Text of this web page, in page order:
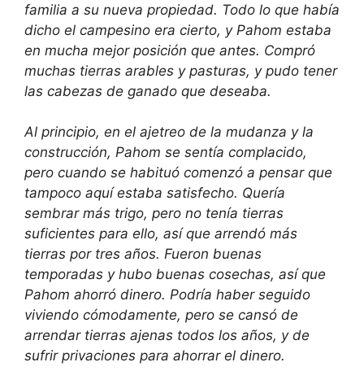
familia a su nueva propiedad. Todo lo que había
dicho el campesino era cierto, y Pahom estaba
en mucha mejor posición que antes. Compró
muchas tierras arables y pasturas, y pudo tener
las cabezas de ganado que deseaba.
Al principio, en el ajetreo de la mudanza y la
construcción, Pahom se sentía complacido,
pero cuando se habituó comenzó a pensar que
tampoco aquí estaba satisfecho. Quería
sembrar más trigo, pero no tenía tierras
suficientes para ello, así que arrendó más
tierras por tres años. Fueron buenas
temporadas y hubo buenas cosechas, así que
Pahom ahorró dinero. Podría haber seguido
viviendo cómodamente, pero se cansó de
arrendar tierras ajenas todos los años, y de
sufrir privaciones para ahorrar el dinero.